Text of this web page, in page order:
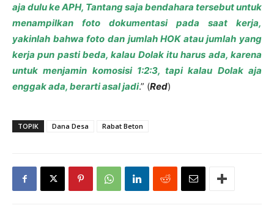
aja dulu ke APH, Tantang saja bendahara tersebut untuk
menampilkan foto dokumentasi pada saat kerja,
yakinlah bahwa foto dan jumlah HOK atau jumlah yang
kerja pun pasti beda, kalau Dolak itu harus ada, karena
untuk menjamin komosisi 1:2:3, tapi kalau Dolak aja
enggak ada, berarti asal jadi.” (Red)
TOPIK Dana Desa Rabat Beton